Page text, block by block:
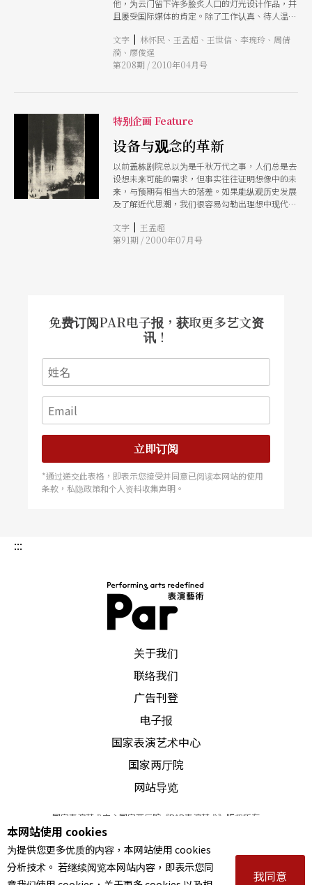
他，为云门留下许多脍炙人口的灯光设计作品，并
且屡受国际媒体的肯定。除了工作认真、待人温
刊特以此单元，纪念这位为舞台奉献一生的灯光设
计师张赞桃。
文字 | 林怀民、王孟超、王世信、李琬玲、周倩
漪、廖俊逞
第208期 / 2010年04月号
特别企画 Feature
设备与观念的革新
以前盖栋剧院总以为是千秋万代之事，人们总是去
设想未来可能的需求，但事实往往证明想像中的未
来，与预期有相当大的落差。如果能纵观历史发展
及了解近代思潮，我们很容易勾勒出理想中现代剧
去构筑剧场意象，绝对避免教条规则，没有真正最
好的建筑答案，因为剧场和语言演进或者大陆漂移
文字 | 王孟超
第91期 / 2000年07月号
免费订阅PAR电子报，获取更多艺文资
讯！
立即订阅
*通过递交此表格，即表示您接受并同意已阅读本网站的使用
条款，私隐政策和个人资料收集声明。
:::
关于我们
联络我们
广告刊登
电子报
国家表演艺术中心
国家两厅院
网站导览
国家表演艺术中心国家两厅院《PAR表演艺术》版权所有
© 2022Performing arts redefined. All Rights Reserved
统一编号 Tax Id number 00973926
本站所提供相关演出资讯，如有异动应以主办单位公告为准。
本网站使用 cookies
为提供您更多优质的内容，本网站使用 cookies
分析技术。 若继续阅览本网站内容，即表示您同
我同意